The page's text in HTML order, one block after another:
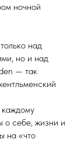
ночной
над
но и над
— так
каждому
о себе, жизни и
на «что